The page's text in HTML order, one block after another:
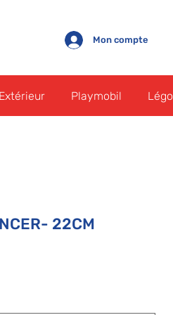
Mon compte
Extérieur Playmobil Légo
22CM